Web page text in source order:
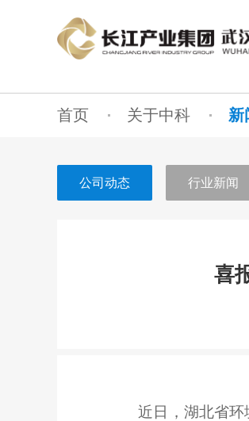
首页 关于中科 新
公司动态 行业新闻
喜
近日，湖北省